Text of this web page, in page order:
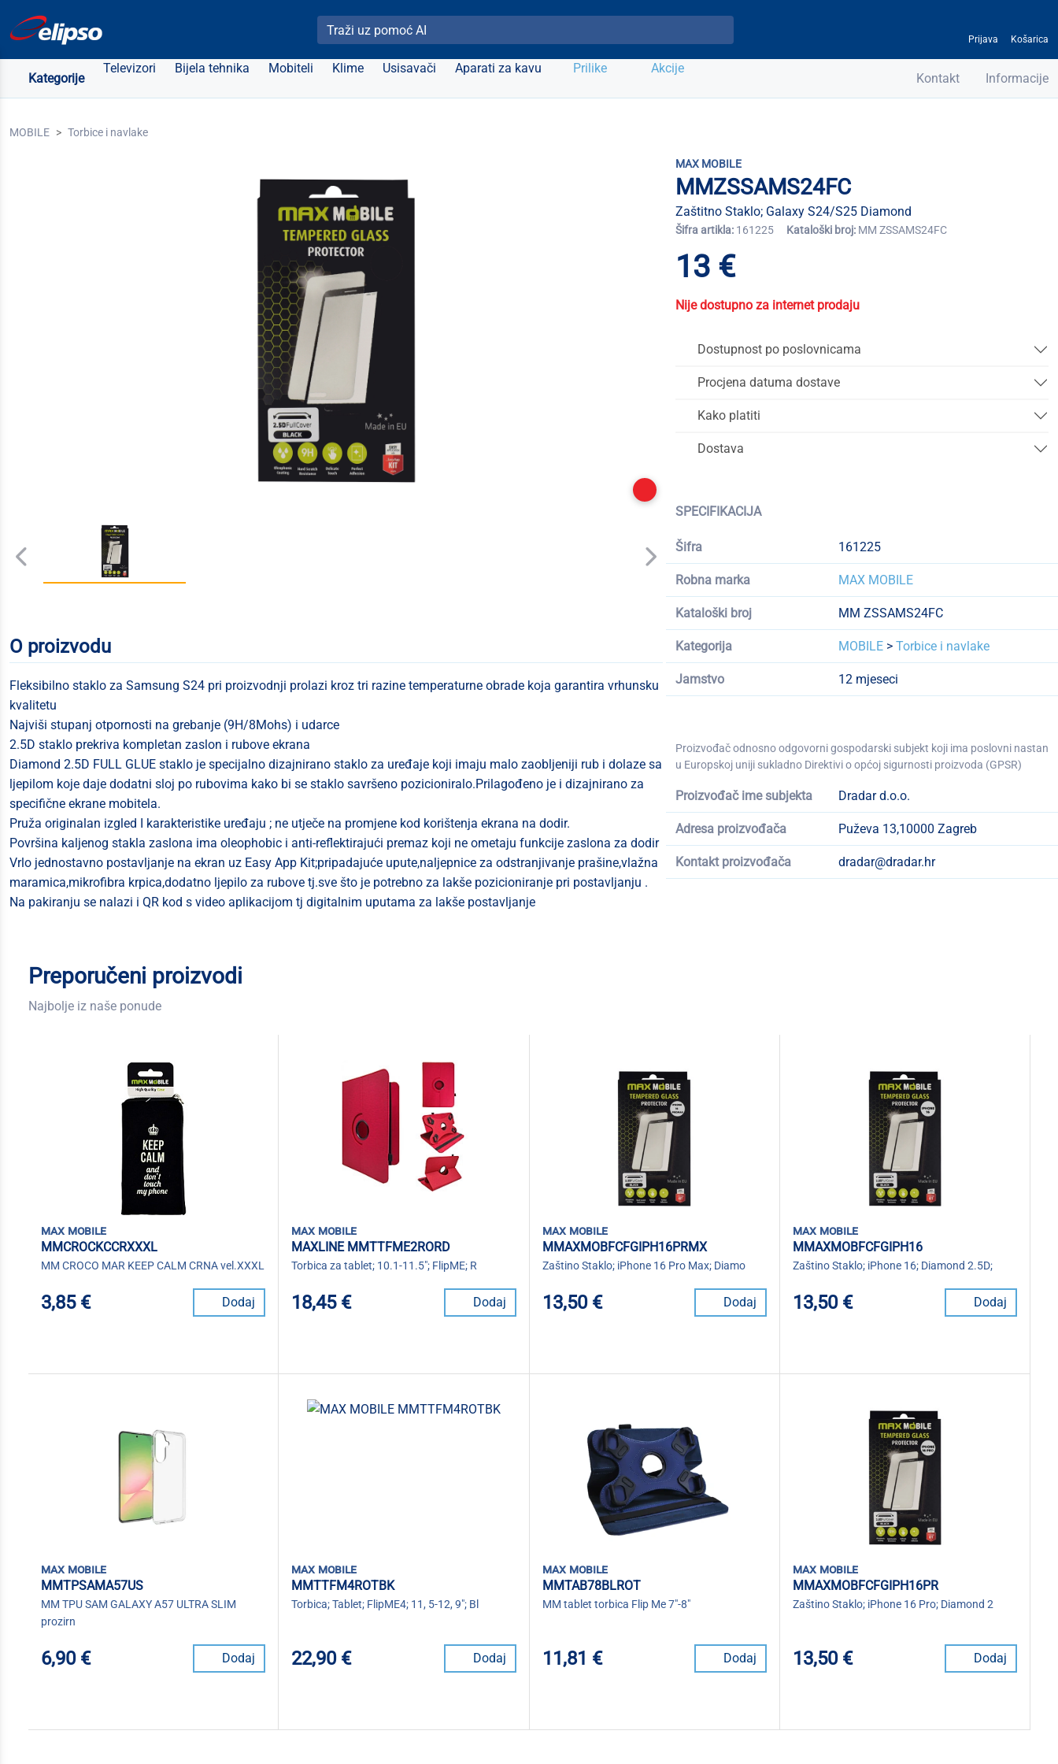
Pretraži Elipso
Prijava Košarica
Kategorije
Televizori Bijela tehnika Mobiteli Klime Usisavači Aparati za kavu Prilike Akcije
Kontakt Informacije
MOBILE Torbice i navlake
MAX MOBILE
MMZSSAMS24FC
Zaštitno Staklo; Galaxy S24/S25 Diamond
Šifra artikla: 161225 Kataloški broj: MM ZSSAMS24FC
13 €
Nije dostupno za internet prodaju
Dostupnost po poslovnicama
Procjena datuma dostave
Kako platiti
Dostava
SPECIFIKACIJA
Šifra 161225
Robna marka MAX MOBILE
Kataloški broj MM ZSSAMS24FC
Kategorija MOBILE >Torbice i navlake
Jamstvo 12 mjeseci
Proizvođač odnosno odgovorni gospodarski subjekt koji ima poslovni nastan
u Europskoj uniji sukladno Direktivi o općoj sigurnosti proizvoda (GPSR)
Proizvođač ime subjekta Dradar d.o.o.
Adresa proizvođača Puževa 13,10000 Zagreb
Kontakt proizvođača dradar@dradar.hr
O proizvodu
Fleksibilno staklo za Samsung S24 pri proizvodnji prolazi kroz tri razine temperaturne obrade koja garantira vrhunsku
kvalitetu
Najviši stupanj otpornosti na grebanje (9H/8Mohs) i udarce
2.5D staklo prekriva kompletan zaslon i rubove ekrana
Diamond 2.5D FULL GLUE staklo je specijalno dizajnirano staklo za uređaje koji imaju malo zaobljeniji rub i dolaze sa
ljepilom koje daje dodatni sloj po rubovima kako bi se staklo savršeno pozicioniralo.Prilagođeno je i dizajnirano za
specifične ekrane mobitela.
Pruža originalan izgled I karakteristike uređaju ; ne utječe na promjene kod korištenja ekrana na dodir.
Površina kaljenog stakla zaslona ima oleophobic i anti-reflektirajući premaz koji ne ometaju funkcije zaslona za dodir
Vrlo jednostavno postavljanje na ekran uz Easy App Kit;pripadajuće upute,naljepnice za odstranjivanje prašine,vlažna
maramica,mikrofibra krpica,dodatno ljepilo za rubove tj.sve što je potrebno za lakše pozicioniranje pri postavljanju .
Na pakiranju se nalazi i QR kod s video aplikacijom tj digitalnim uputama za lakše postavljanje
Preporučeni proizvodi
Najbolje iz naše ponude
max mobile
MMCROCKCCRXXXL
MM CROCO MAR KEEP CALM CRNA vel.XXXL
3,85 € Dodaj
max mobile
MAXLINE MMTTFME2RORD
Torbica za tablet; 10.1-11.5"; FlipME; R
18,45 € Dodaj
max mobile
MMAXMOBFCFGIPH16PRMX
Zaštino Staklo; iPhone 16 Pro Max; Diamo
13,50 € Dodaj
max mobile
MMAXMOBFCFGIPH16
Zaštino Staklo; iPhone 16; Diamond 2.5D;
13,50 € Dodaj
max mobile
MMTPSAMA57US
MM TPU SAM GALAXY A57 ULTRA SLIM
prozirn
6,90 € Dodaj
max mobile
MMTTFM4ROTBK
Torbica; Tablet; FlipME4; 11, 5-12, 9"; Bl
22,90 € Dodaj
max mobile
MMTAB78BLROT
MM tablet torbica Flip Me 7"-8"
11,81 € Dodaj
max mobile
MMAXMOBFCFGIPH16PR
Zaštino Staklo; iPhone 16 Pro; Diamond 2
13,50 € Dodaj